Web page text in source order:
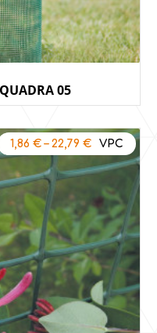
05
1,86 €– 22,79 €